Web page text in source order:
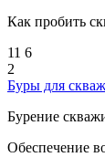
Как пробить
11 6
2
Буры для
Бурение
Обеспечение